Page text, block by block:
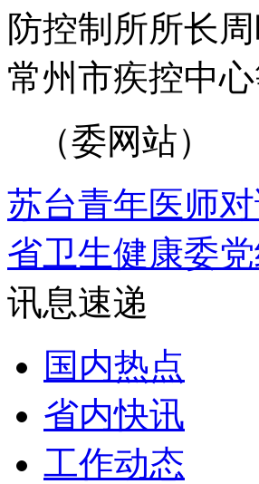
防控制所所长
常州市疾控中
（委网站）
苏台青年医师
省卫生健康委
讯息速递
国内热点
省内快讯
工作动态